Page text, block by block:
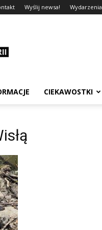
Wyślij newsa! Wydarzenia
CIEKAWOSTKI